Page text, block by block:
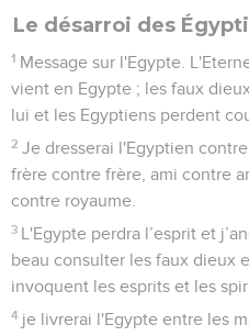
Le désarroi des
1 Message sur l'Egypte.
vient en Egypte ; les faux
lui et les Egyptiens perdent
2 Je dresserai l'Egyptien
frère contre frère, ami contre
contre royaume.
3 L'Egypte perdra l’esprit et
beau consulter les faux dieux
invoquent les esprits et les
4 je livrerai l'Egypte entre les